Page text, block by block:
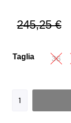
245,25€
Taglia 36